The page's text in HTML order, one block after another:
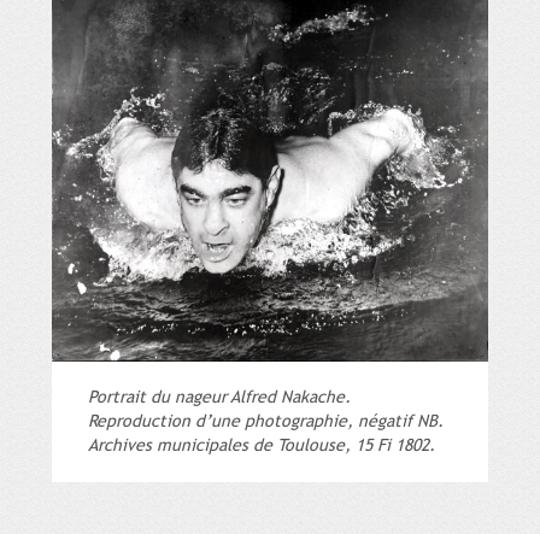
Portrait du nageur Alfred Nakache.
Reproduction d’une photographie, négatif NB.
Archives municipales de Toulouse, 15 Fi 1802.